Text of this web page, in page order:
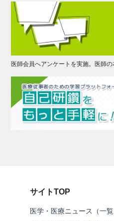
医師会員へアンケートを実施。医師の
サイトTOP
医学・医療ニュース（一覧